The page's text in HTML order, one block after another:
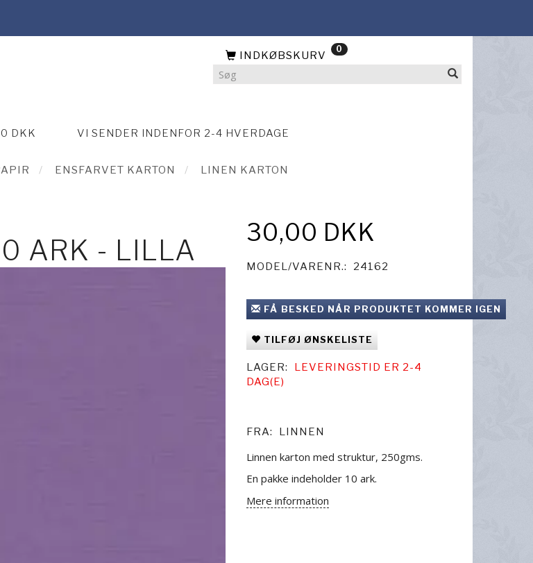
INDKØBSKURV 0
DKK VI SENDER INDENFOR 2-4 HVERDAGE
ENSFARVET KARTON
LINEN KARTON
ARK - LILLA
30,00 DKK
MODEL/VARENR.: 24162
FÅ BESKED NÅR PRODUKTET KOMMER IGEN
TILFØJ ØNSKELISTE
LAGER:
LEVERINGSTID ER 2-4
DAG(E)
FRA: LINNEN
Linnen karton med struktur, 250gms.
En pakke indeholder 10 ark.
Mere information